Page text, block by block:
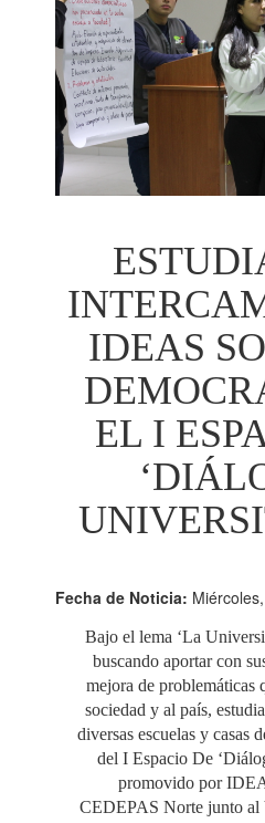
IDEAS
EL I
Fecha de Noticia:
Bajo el lema ‘La
buscando aportar con
mejora de problemáticas
sociedad y al país,
diversas escuelas y casas
del I Espacio De
promovido por
CEDEPAS Norte junto al